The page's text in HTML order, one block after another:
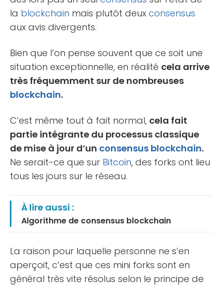
la blockchain mais plutôt deux consensus
aux avis divergents.
Bien que l’on pense souvent que ce soit une
situation exceptionnelle, en réalité cela arrive
très fréquemment sur de nombreuses
blockchain.
C’est même tout à fait normal, cela fait
partie intégrante du processus classique
de mise à jour d’un consensus blockchain.
Ne serait-ce que sur Bitcoin, des forks ont lieu
tous les jours sur le réseau.
À lire aussi :
Algorithme de consensus blockchain
La raison pour laquelle personne ne s’en
aperçoit, c’est que ces mini forks sont en
général très vite résolus selon le principe de